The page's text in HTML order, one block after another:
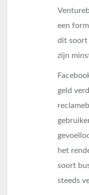
een
dit soort
zijn
geld
het
soort
steeds